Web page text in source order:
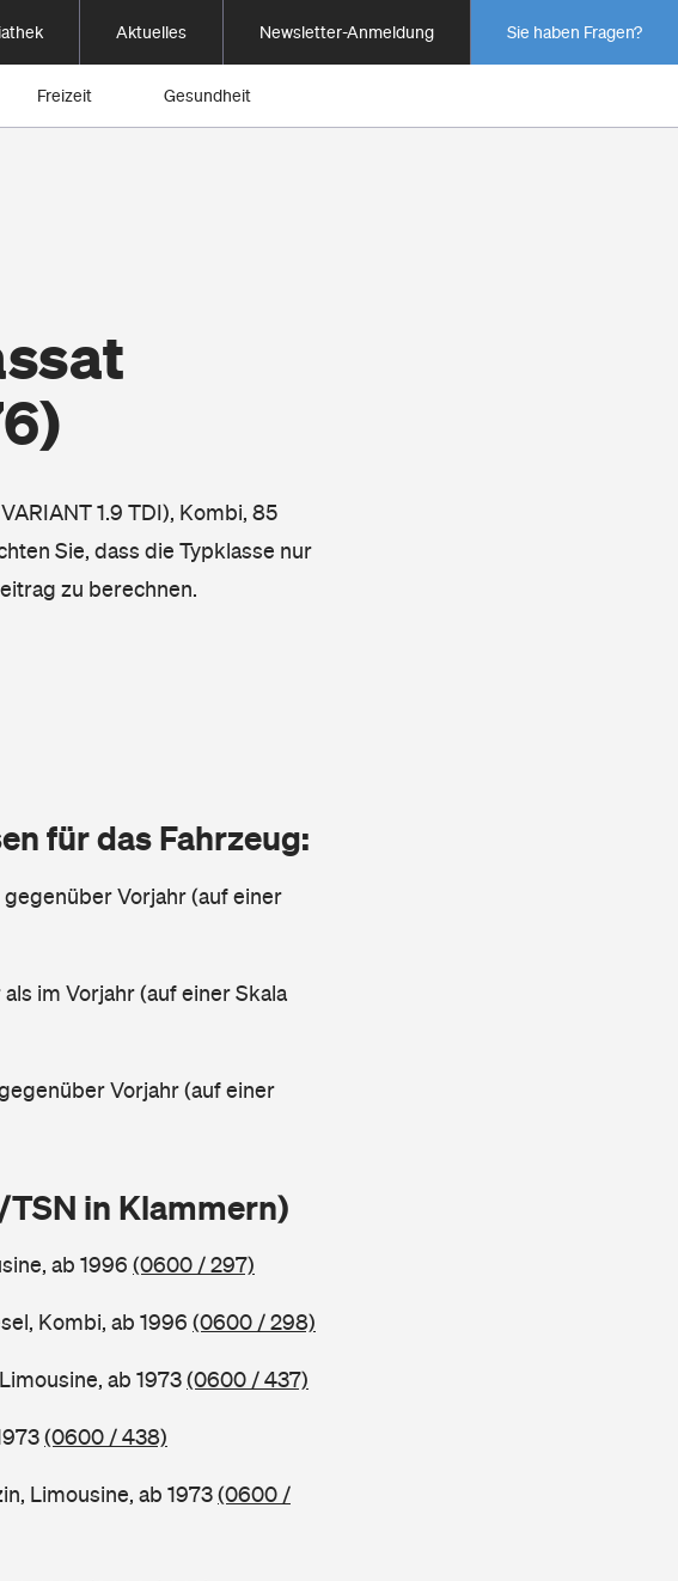
Aktuelles Newsletter-Anmeldung Sie haben Fragen?
Freizeit Gesundheit
1.9 TDI), Kombi, 85
Sie, dass die Typklasse nur
zu berechnen.
für das Fahrzeug:
Vorjahr (auf einer
im Vorjahr (auf einer Skala
Vorjahr (auf einer
in Klammern)
ab 1996 (0600 / 297)
Kombi, ab 1996 (0600 / 298)
ab 1973(0600 / 437)
(0600 / 438)
Limousine, ab 1973(0600 /